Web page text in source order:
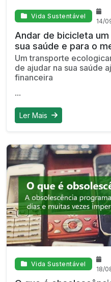
Vida Sustentável
14/
Andar de bicicleta
sua saúde e para o
Um transporte
de ajudar na sua saúde
financeira
...
Ler Mais
Vida Sustentável
18/